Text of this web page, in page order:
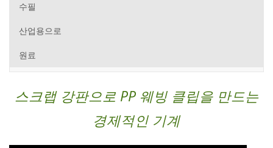
수필
산업용으로
원료
스크랩 강판으로 PP 웨빙 클립을 만드는
경제적인 기계